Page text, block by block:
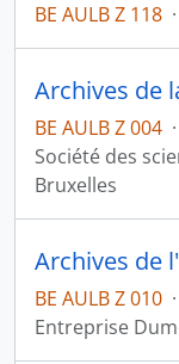
BE AULB Z 118 ·
BE AULB Z 004 ·
Société des
Bruxelles
BE AULB Z 010 ·
Entreprise